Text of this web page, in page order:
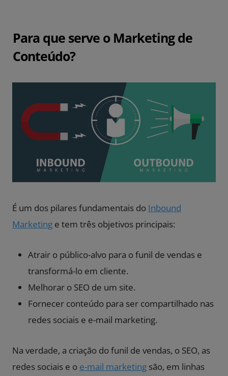
Para que serve o Marketing de
Conteúdo?
É um dos pilares fundamentais do Inbound
Marketing e tem três objetivos principais:
Atrair o público-alvo para o funil de vendas e
transformá-lo em cliente.
Melhorar o SEO de um site.
Fornecer conteúdo para ser compartilhado nas
redes sociais e e-mail marketing.
Na verdade, a criação do funil de vendas, o SEO, as
redes sociais e o e-mail marketing são, em linhas